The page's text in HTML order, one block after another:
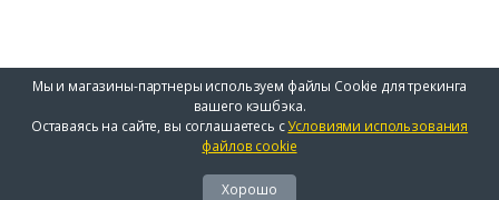
Мы и магазины-партнеры используем файлы Cookie для трекинга
вашего кэшбэка.
Оставаясь на сайте, вы соглашаетесь сУсловиями использования
файлов cookie
Хорошо